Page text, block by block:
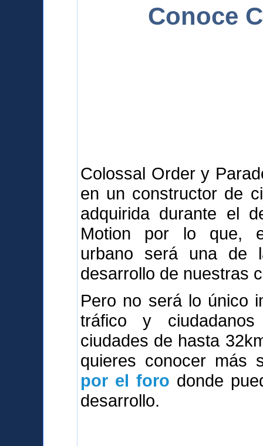
Conoce
Colossal Order y
en un constructor de
adquirida durante el
Motion por lo que,
urbano será una de
desarrollo de nuestras
Pero no será lo único
tráfico y
ciudades de hasta
quieres conocer más
por el foro donde
desarrollo.